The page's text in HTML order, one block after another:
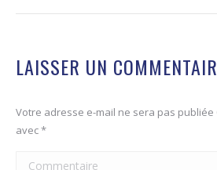
LAISSER UN
Votre adresse e-mail ne sera pas
avec*
Commentaire